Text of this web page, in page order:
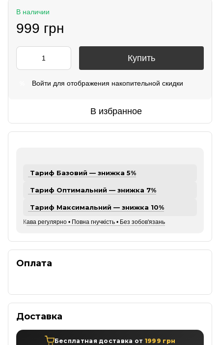
В наличии
999 грн
Купить
Войти для отображения накопительной скидки
В избранное
Тариф Базовий — знижка 5%
Тариф Оптимальний — знижка 7%
Тариф Максимальний — знижка 10%
Кава регулярно • Повна гнучкість • Без зобов'язань
Оплата
Доставка
Бесплатная доставка от 1999 грн